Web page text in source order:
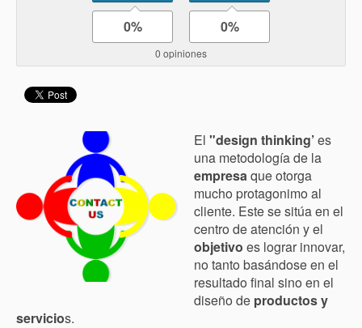
0% 0%
0 opiniones
El "design thinking’es
una metodología de la
empresaque otorga
mucho protagonimo al
cliente. Este se sitúa en el
centro de atención y el
objetivo es lograr innovar,
no tanto basándose en el
resultado final sino en el
diseño de productos y
servicios.